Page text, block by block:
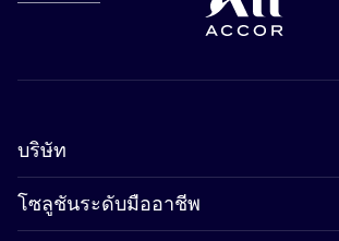
บริษัท
โซลูชันระดับมืออาชีพ